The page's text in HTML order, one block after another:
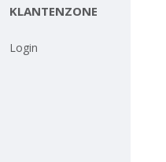
KLANTENZONE
Login